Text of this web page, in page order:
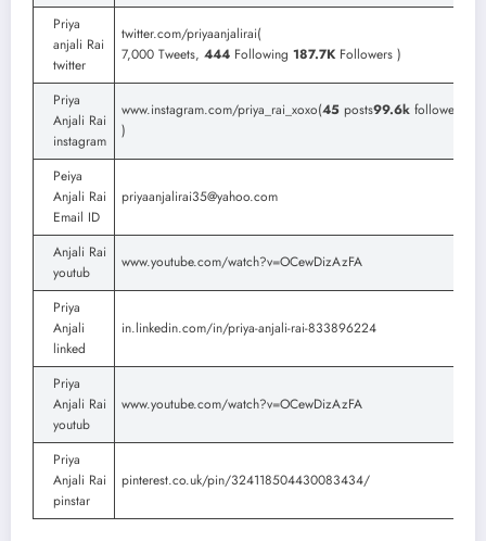
Priya
anjali Rai
twitter
twitter.com/priyaanjalirai(
7,000 Tweets, 444 Following 187.7K Followers )
Priya
Anjali Rai
instagram
www.instagram.com/priya_rai_xoxo(45 posts99.6k followers
)
Peiya
Anjali Rai
Email ID
priyaanjalirai35@yahoo.com
Anjali Rai
youtub
www.youtube.com/watch?v=OCewDizAzFA
Priya
Anjali
linked
in.linkedin.com/in/priya-anjali-rai-833896224
Priya
Anjali Rai
youtub
www.youtube.com/watch?v=OCewDizAzFA
Priya
Anjali Rai
pinstar
pinterest.co.uk/pin/324118504430083434/